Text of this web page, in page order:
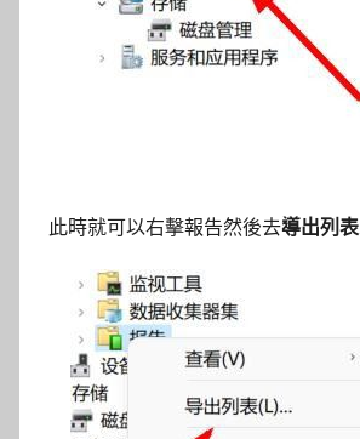
此時就可以右擊報告然後去導出列表